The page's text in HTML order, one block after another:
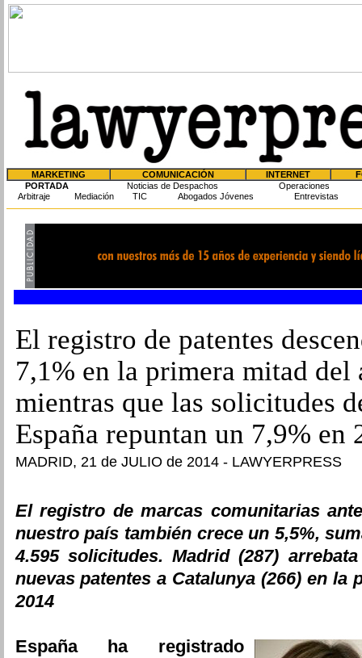
MARKETING COMUNICACIÓN INTERNET
PORTADA
Noticias de Despachos
Operaciones
Arbitraje
Mediación TIC Abogados Jóvenes Entrevistas
El registro de patentes
7,1% en la primera mitad del
mientras que las solicitudes
España repuntan un 7,9% en
MADRID, 21 de JULIO de 2014 - LAWYERPRESS
El registro de marcas comunitarias
nuestro país también crece un 5,5%,
4.595 solicitudes. Madrid (287)
nuevas patentes a Catalunya (266) en la
2014
España ha registrado